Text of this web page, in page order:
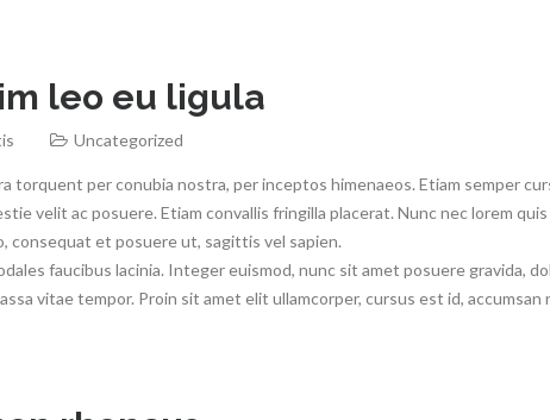
leo eu ligula
Uncategorized
torquent per conubia nostra, per inceptos himenaeos. Etiam semper
velit ac posuere. Etiam convallis fringilla placerat. Nunc nec lorem
consequat et posuere ut, sagittis vel sapien.
faucibus lacinia. Integer euismod, nunc sit amet posuere gravida,
vitae tempor. Proin sit amet elit ullamcorper, cursus est id,